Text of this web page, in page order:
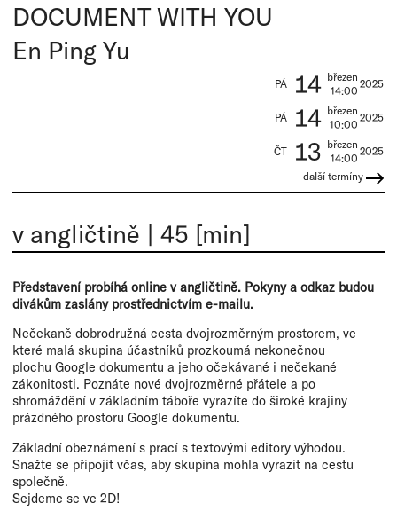
DOCUMENT WITH YOU
En Ping Yu
PÁ 14 březen
14:00
2025
PÁ 14 březen
10:00
2025
ČT 13 březen
14:00
2025
další termíny
v angličtině | 45 [min]
Představení probíhá online v angličtině. Pokyny a odkaz budou
divákům zaslány prostřednictvím e-mailu.
Nečekaně dobrodružná cesta dvojrozměrným prostorem, ve
které malá skupina účastníků prozkoumá nekonečnou
plochu Google dokumentu a jeho očekávané i nečekané
zákonitosti. Poznáte nové dvojrozměrné přátele a po
shromáždění v základním táboře vyrazíte do široké krajiny
prázdného prostoru Google dokumentu.
Základní obeznámení s prací s textovými editory výhodou.
Snažte se připojit včas, aby skupina mohla vyrazit na cestu
společně.
Sejdeme se ve 2D!